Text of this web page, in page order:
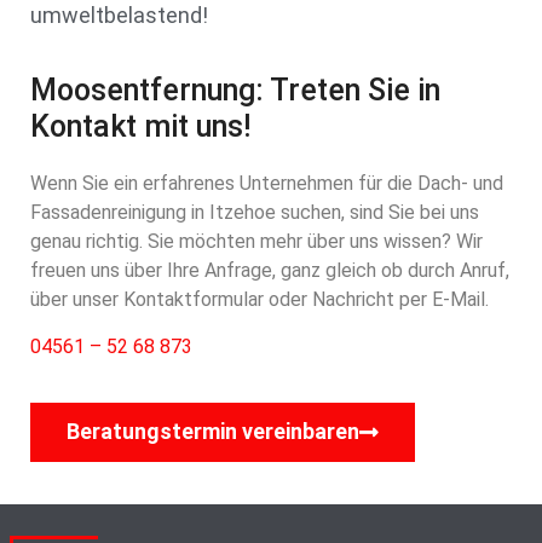
umweltbelastend!
Moosentfernung: Treten Sie in
Kontakt mit uns!
Wenn Sie ein erfahrenes Unternehmen für die Dach- und
Fassadenreinigung in Itzehoe suchen, sind Sie bei uns
genau richtig. Sie möchten mehr über uns wissen? Wir
freuen uns über Ihre Anfrage, ganz gleich ob durch Anruf,
über unser Kontaktformular oder Nachricht per E-Mail.
04561 – 52 68 873
Beratungstermin vereinbaren